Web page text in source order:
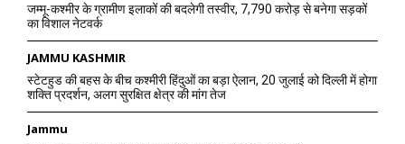
जम्मू-कश्मीर के ग्रामीण इलाकों की बदलेगी तस्वीर, 7,790 करोड़ से बनेगा सड़कों
का विशाल नेटवर्क
JAMMU KASHMIR
स्टेटहुड की बहस के बीच कश्मीरी हिंदुओं का बड़ा ऐलान, 20 जुलाई को दिल्ली में होगा
शक्ति प्रदर्शन, अलग सुरक्षित क्षेत्र की मांग तेज
Jammu